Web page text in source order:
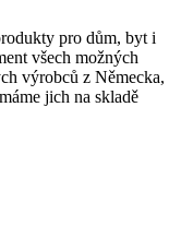
pro dům, byt i
všech možných
výrobců z Německa,
jich na skladě